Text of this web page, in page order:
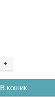
+
В кошик